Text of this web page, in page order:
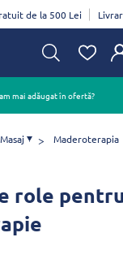
de la 500 Lei
mai adăugat în ofertă?
Masaj Maderoterapia
role pentru